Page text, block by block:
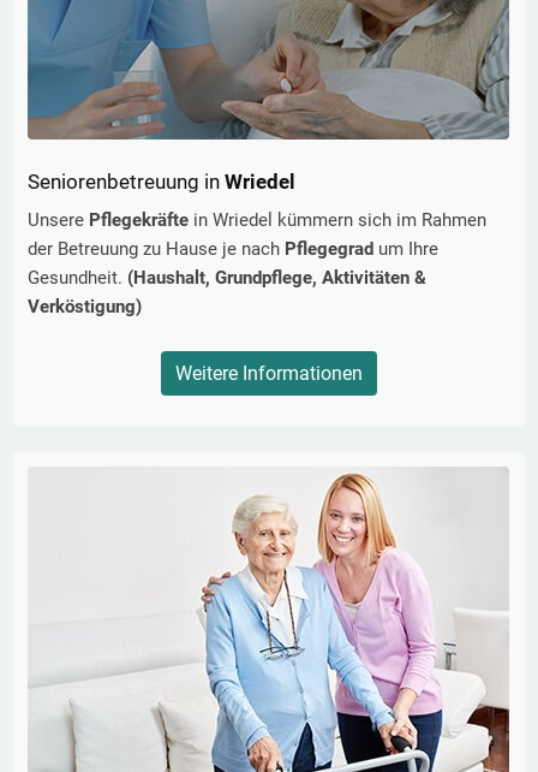
Seniorenbetreuung in Wriedel
Unsere Pflegekräfte in Wriedel kümmern sich im Rahmen
der Betreuung zu Hause je nach Pflegegrad um Ihre
Gesundheit. (Haushalt, Grundpflege, Aktivitäten &
Verköstigung)
Weitere Informationen